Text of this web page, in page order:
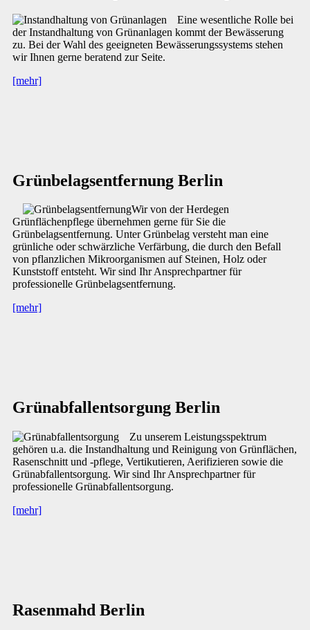
Eine wesentliche Rolle bei
der Instandhaltung von Grünanlagen kommt der Bewässerung
zu. Bei der Wahl des geeigneten Bewässerungssystems stehen
wir Ihnen gerne beratend zur Seite.
[mehr]
Grünbelagsentfernung Berlin
Wir von der Herdegen
Grünflächenpflege übernehmen gerne für Sie die
Grünbelagsentfernung. Unter Grünbelag versteht man eine
grünliche oder schwärzliche Verfärbung, die durch den Befall
von pflanzlichen Mikroorganismen auf Steinen, Holz oder
Kunststoff entsteht. Wir sind Ihr Ansprechpartner für
professionelle Grünbelagsentfernung.
[mehr]
Grünabfallentsorgung Berlin
Zu unserem Leistungsspektrum
gehören u.a. die Instandhaltung und Reinigung von Grünflächen,
Rasenschnitt und -pflege, Vertikutieren, Aerifizieren sowie die
Grünabfallentsorgung. Wir sind Ihr Ansprechpartner für
professionelle Grünabfallentsorgung.
[mehr]
Rasenmahd Berlin